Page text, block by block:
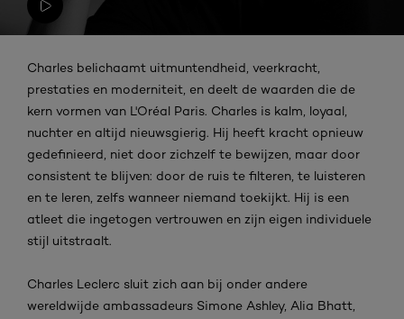
Charles belichaamt uitmuntendheid, veerkracht,
prestaties en moderniteit, en deelt de waarden die de
kern vormen van L'Oréal Paris. Charles is kalm, loyaal,
nuchter en altijd nieuwsgierig. Hij heeft kracht opnieuw
gedefinieerd, niet door zichzelf te bewijzen, maar door
consistent te blijven: door de ruis te filteren, te luisteren
en te leren, zelfs wanneer niemand toekijkt. Hij is een
atleet die ingetogen vertrouwen en zijn eigen individuele
stijl uitstraalt.
Charles Leclerc sluit zich aan bij onder andere
wereldwijde ambassadeurs Simone Ashley, Alia Bhatt,